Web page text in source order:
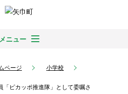
メニュー
ページ
小学校
「ピカッポ推進隊」として委嘱さ